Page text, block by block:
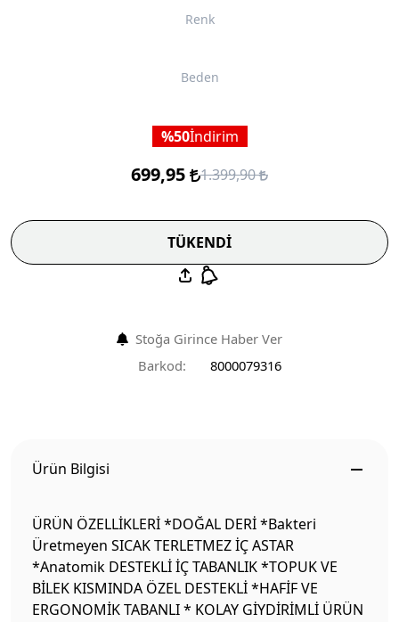
Renk
Beden
50İndirim
699,95 1.399,90
TÜKENDİ
Stoğa Girince Haber Ver
Barkod:
8000079316
Ürün Bilgisi
ÜRÜN ÖZELLİKLERİ *DOĞAL DERİ *Bakteri
Üretmeyen SICAK TERLETMEZ İÇ ASTAR
*Anatomik DESTEKLİ İÇ TABANLIK *TOPUK VE
BİLEK KISMINDA ÖZEL DESTEKLİ *HAFİF VE
ERGONOMİK TABANLI * KOLAY GİYDİRİMLİ ÜRÜN